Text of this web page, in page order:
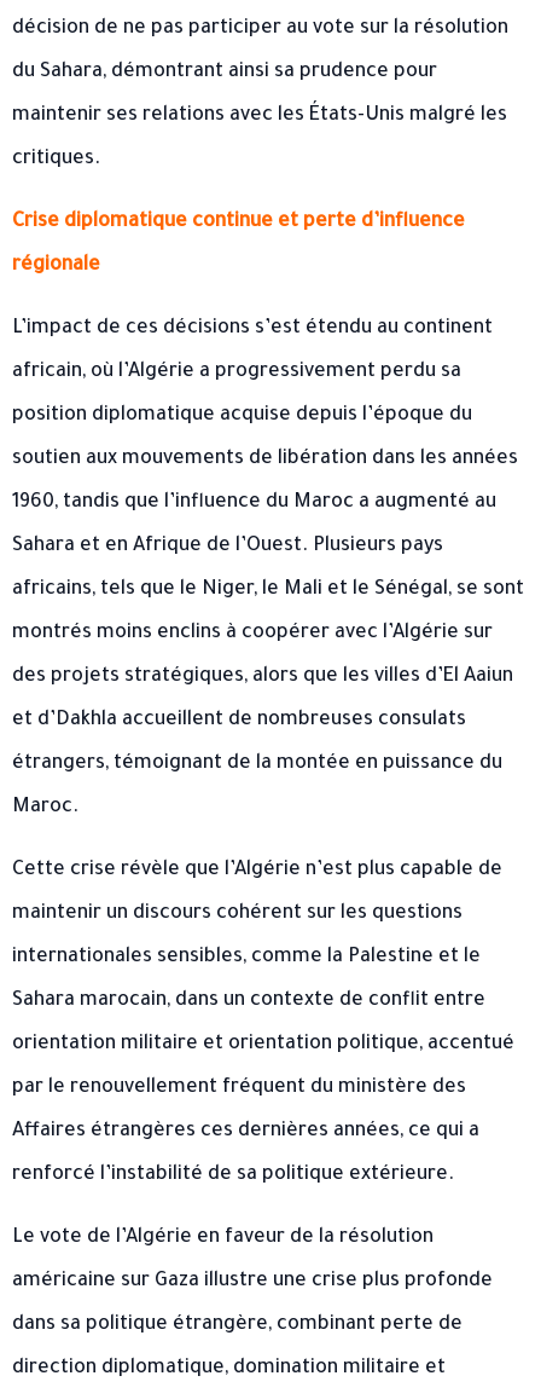
décision de ne pas participer au vote sur la résolution
du Sahara, démontrant ainsi sa prudence pour
maintenir ses relations avec les États-Unis malgré les
critiques.
Crise diplomatique continue et perte d’influence
régionale
L’impact de ces décisions s’est étendu au continent
africain, où l’Algérie a progressivement perdu sa
position diplomatique acquise depuis l’époque du
soutien aux mouvements de libération dans les années
1960, tandis que l’influence du Maroc a augmenté au
Sahara et en Afrique de l’Ouest. Plusieurs pays
africains, tels que le Niger, le Mali et le Sénégal, se sont
montrés moins enclins à coopérer avec l’Algérie sur
des projets stratégiques, alors que les villes d’El Aaiun
et d’Dakhla accueillent de nombreuses consulats
étrangers, témoignant de la montée en puissance du
Maroc.
Cette crise révèle que l’Algérie n’est plus capable de
maintenir un discours cohérent sur les questions
internationales sensibles, comme la Palestine et le
Sahara marocain, dans un contexte de conflit entre
orientation militaire et orientation politique, accentué
par le renouvellement fréquent du ministère des
Affaires étrangères ces dernières années, ce qui a
renforcé l’instabilité de sa politique extérieure.
Le vote de l’Algérie en faveur de la résolution
américaine sur Gaza illustre une crise plus profonde
dans sa politique étrangère, combinant perte de
direction diplomatique, domination militaire et